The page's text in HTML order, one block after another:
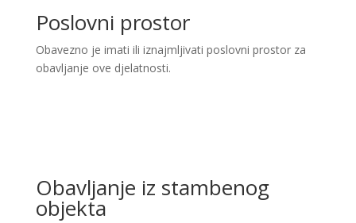
Poslovni prostor
Obavezno je imati ili iznajmljivati poslovni prostor za
obavljanje ove djelatnosti.
Obavljanje iz stambenog
objekta